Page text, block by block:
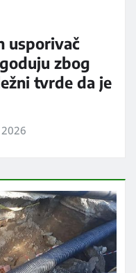
usporivač
zbog
tvrde da je